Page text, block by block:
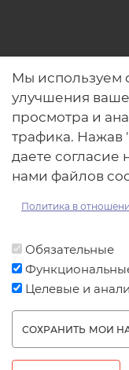
О нас
Наши
Связь с нами
Общая
Политика
Политика
данных для
© ОДО
защищены,
без ссылки
Мы используем
улучшения
просмотра и
трафика. Нажав
даете согласие
нами файлов
Политика в
Обязательные
Целевые и
СОХРАНИТЬ МОИ
WITHDRAW CONSENT